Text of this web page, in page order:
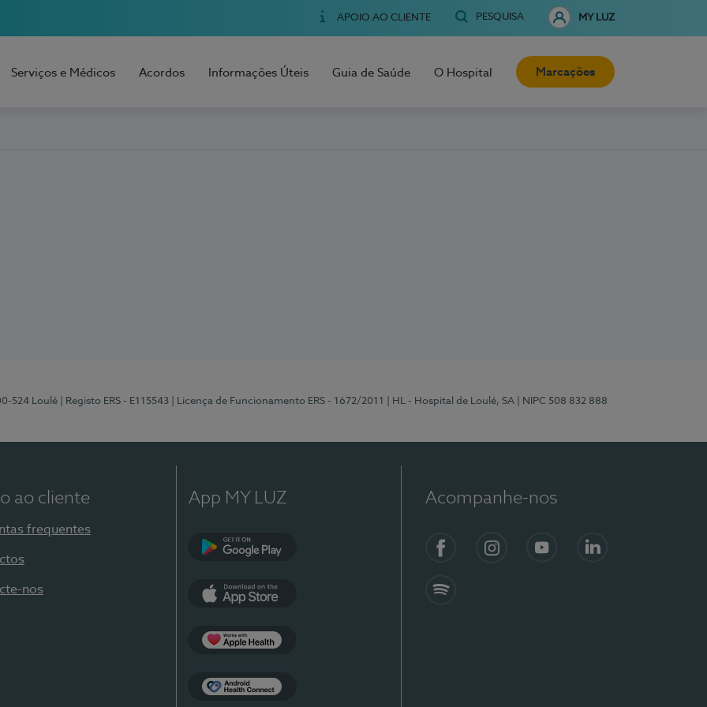
APOIO AO CLIENTE PESQUISA MY LUZ
Serviços e Médicos Acordos Informações Úteis Guia de Saúde O Hospital Marcações
524 Loulé | Registo ERS - E115543 | Licença de Funcionamento ERS - 1672/2011 | HL - Hospital de Loulé, SA | NIPC 508 832 888
ao cliente
frequentes
nos
App MY LUZ Acompanhe-nos